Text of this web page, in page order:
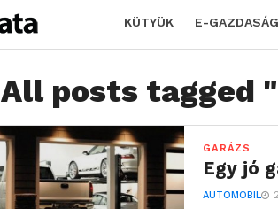
KÜTYÜK E-GAZDASÁG
All posts tagged
GARÁZS
Egy jó
AUTOMOBIL